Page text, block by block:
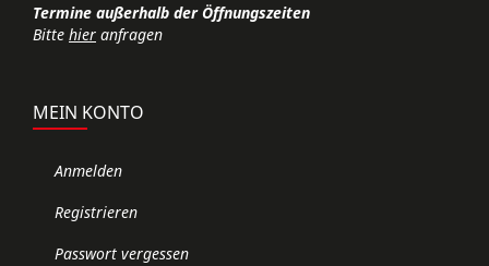
Termine außerhalb der Öffnungszeiten
Bitte hier anfragen
MEIN KONTO
Anmelden
Registrieren
Passwort vergessen